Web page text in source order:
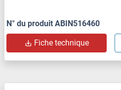
N° du produit ABIN516460
Fiche technique